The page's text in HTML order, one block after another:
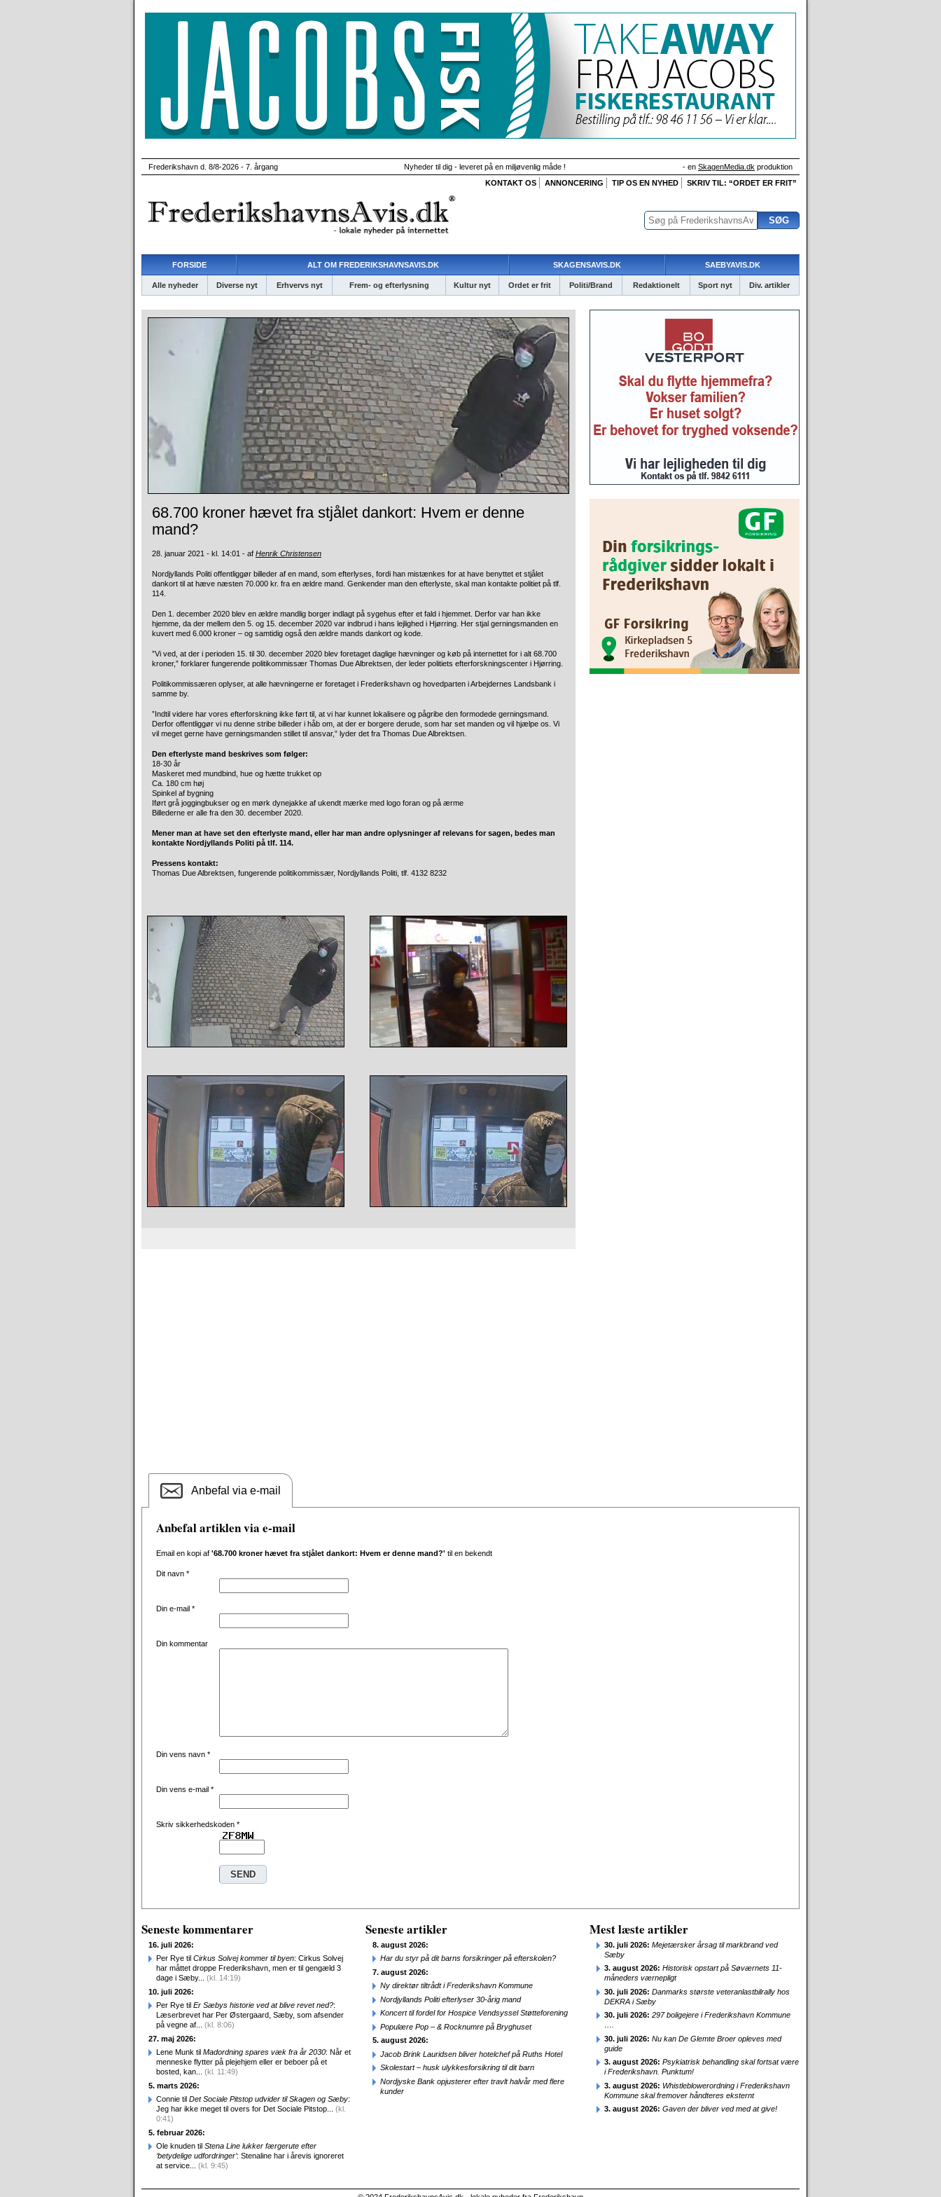
Frederikshavn d. 8/8-2026 - 7. årgang Nyheder til dig - leveret på en miljøvenlig måde ! - en SkagenMedia.dk produktion
KONTAKT OS
ANNONCERING TIP OS EN NYHED SKRIV TIL: “ORDET ER FRIT”
FORSIDE ALT OM FREDERIKSHAVNSAVIS.DK SKAGENSAVIS.DK SAEBYAVIS.DK
Alle nyheder Diverse nyt Erhvervs nyt Frem- og efterlysning Kultur nyt Ordet er frit Politi/Brand Redaktionelt Sport nyt Div. artikler
68.700 kroner hævet fra stjålet dankort: Hvem er denne
mand?
28. januar 2021 - kl. 14:01 - af Henrik Christensen
Nordjyllands Politi offentliggør billeder af en mand, som efterlyses, fordi han mistænkes for at have benyttet et stjålet
dankort til at hæve næsten 70.000 kr. fra en ældre mand. Genkender man den efterlyste, skal man kontakte politiet på tlf.
114.
Den 1. december 2020 blev en ældre mandlig borger indlagt på sygehus efter et fald i hjemmet. Derfor var han ikke
hjemme, da der mellem den 5. og 15. december 2020 var indbrud i hans lejlighed i Hjørring. Her stjal gerningsmanden en
kuvert med 6.000 kroner – og samtidig også den ældre mands dankort og kode.
”Vi ved, at der i perioden 15. til 30. december 2020 blev foretaget daglige hævninger og køb på internettet for i alt 68.700
kroner,” forklarer fungerende politikommissær Thomas Due Albrektsen, der leder politiets efterforskningscenter i Hjørring.
Politikommissæren oplyser, at alle hævningerne er foretaget i Frederikshavn og hovedparten i Arbejdernes Landsbank i
samme by.
”Indtil videre har vores efterforskning ikke ført til, at vi har kunnet lokalisere og pågribe den formodede gerningsmand.
Derfor offentliggør vi nu denne stribe billeder i håb om, at der er borgere derude, som har set manden og vil hjælpe os. Vi
vil meget gerne have gerningsmanden stillet til ansvar,” lyder det fra Thomas Due Albrektsen.
Den efterlyste mand beskrives som følger:
18-30 år
Maskeret med mundbind, hue og hætte trukket op
Ca. 180 cm høj
Spinkel af bygning
Iført grå joggingbukser og en mørk dynejakke af ukendt mærke med logo foran og på ærme
Billederne er alle fra den 30. december 2020.
Mener man at have set den efterlyste mand, eller har man andre oplysninger af relevans for sagen, bedes man
kontakte Nordjyllands Politi på tlf. 114.
Pressens kontakt:
Thomas Due Albrektsen, fungerende politikommissær, Nordjyllands Politi, tlf. 4132 8232
Anbefal via e-mail
Anbefal artiklen via e-mail
Email en kopi af '68.700 kroner hævet fra stjålet dankort: Hvem er denne mand?' til en bekendt
Dit navn *
Din e-mail *
Din kommentar
Din vens navn *
Din vens e-mail *
Skriv sikkerhedskoden *
Seneste kommentarer
16. juli 2026:
Per Rye til Cirkus Solvej kommer til byen: Cirkus Solvej
har måttet droppe Frederikshavn, men er til gengæld 3
dage i Sæby... (kl. 14:19)
10. juli 2026:
Per Rye til Er Sæbys historie ved at blive revet ned?:
Læserbrevet har Per Østergaard, Sæby, som afsender
på vegne af... (kl. 8:06)
27. maj 2026:
Lene Munk til Madordning spares væk fra år 2030: Når et
menneske flytter på plejehjem eller er beboer på et
bosted, kan... (kl. 11:49)
5. marts 2026:
Connie til Det Sociale Pitstop udvider til Skagen og Sæby:
Jeg har ikke meget til overs for Det Sociale Pitstop... (kl.
0:41)
5. februar 2026:
Ole knuden til Stena Line lukker færgerute efter
‘betydelige udfordringer’: Stenaline har i årevis ignoreret
at service... (kl. 9:45)
Seneste artikler
8. august 2026:
Har du styr på dit barns forsikringer på efterskolen?
7. august 2026:
Ny direktør tiltrådt i Frederikshavn Kommune
Nordjyllands Politi efterlyser 30-årig mand
Koncert til fordel for Hospice Vendsyssel Støtteforening
Populære Pop – & Rocknumre på Bryghuset
5. august 2026:
Jacob Brink Lauridsen bliver hotelchef på Ruths Hotel
Skolestart – husk ulykkesforsikring til dit barn
Nordjyske Bank opjusterer efter travlt halvår med flere
kunder
Mest læste artikler
30. juli 2026: Mejetærsker årsag til markbrand ved
Sæby
3. august 2026: Historisk opstart på Søværnets 11-
måneders værnepligt
30. juli 2026: Danmarks største veteranlastbilrally hos
DEKRA i Sæby
30. juli 2026: 297 boligejere i Frederikshavn Kommune
….
30. juli 2026: Nu kan De Glemte Broer opleves med
guide
3. august 2026: Psykiatrisk behandling skal fortsat være
i Frederikshavn. Punktum!
3. august 2026: Whistleblowerordning i Frederikshavn
Kommune skal fremover håndteres eksternt
3. august 2026: Gaven der bliver ved med at give!